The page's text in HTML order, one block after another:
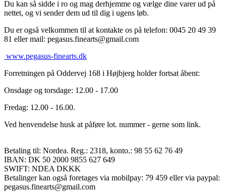
Du kan så sidde i ro og mag derhjemme og vælge dine varer ud på
nettet, og vi sender dem ud til dig i ugens løb.
Du er også velkommen til at kontakte os på telefon: 0045 20 49 39
81 eller mail: pegasus.finearts@gmail.com
www.pegasus-finearts.dk
Forretningen på Oddervej 168 i Højbjerg holder fortsat åbent:
Onsdage og torsdage: 12.00 - 17.00
Fredag: 12.00 - 16.00.
Ved henvendelse husk at påføre lot. nummer - gerne som link.
Betaling til: Nordea. Reg.: 2318, konto.: 98 55 62 76 49
IBAN: DK 50 2000 9855 627 649
SWIFT: NDEA DKKK
Betalinger kan også foretages via mobilpay: 79 459 eller via paypal:
pegasus.finearts@gmail.com